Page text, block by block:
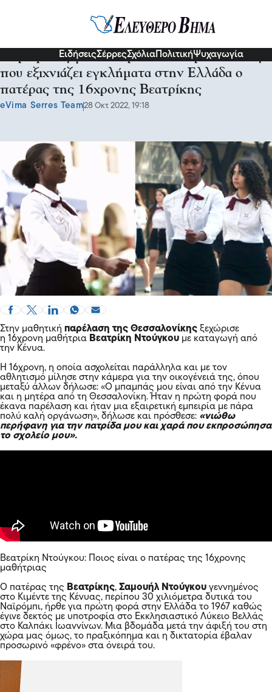
ΕιδήσειςΣέρρεςΣχόλια ΠολιτικήΨυχαγωγία
Περήφανος για τη κόρη του: Ιατροδικαστής
που εξιχνιάζει εγκλήματα στην Ελλάδα ο
πατέρας της 16χρονης Βεατρίκης
eVima Serres Team28 Οκτ 2022, 19:18
Στην μαθητική παρέλαση της Θεσσαλονίκης ξεχώρισε
η 16χρονη μαθήτρια Βεατρίκη Ντούγκου με καταγωγή από
την Κένυα.
Η 16χρονη, η οποία ασχολείται παράλληλα και με τον
αθλητισμό μίλησε στην κάμερα για την οικογένειά της, όπου
μεταξύ άλλων δήλωσε: «Ο μπαμπάς μου είναι από την Κένυα
και η μητέρα από τη Θεσσαλονίκη. Ήταν η πρώτη φορά που
έκανα παρέλαση και ήταν μια εξαιρετική εμπειρία με πάρα
πολύ καλή οργάνωση», δήλωσε και πρόσθεσε: «νιώθω
περήφανη για την πατρίδα μου και χαρά που εκπροσώπησα
το σχολείο μου».
Βεατρίκη Ντούγκου: Ποιος είναι ο πατέρας της 16χρονης
μαθήτριας
Ο πατέρας της Βεατρίκης, Σαμουήλ Ντούγκου γεννημένος
στο Κιμέντε της Κένυας, περίπου 30 χιλιόμετρα δυτικά του
Ναϊρόμπι, ήρθε για πρώτη φορά στην Ελλάδα το 1967 καθώς
έγινε δεκτός με υποτροφία στο Εκκλησιαστικό Λύκειο Βελλάς
στο Καλπάκι Ιωαννίνων. Μια βδομάδα μετά την άφιξή του στη
χώρα μας όμως, το πραξικόπημα και η δικτατορία έβαλαν
προσωρινό «φρένο» στα όνειρά του.